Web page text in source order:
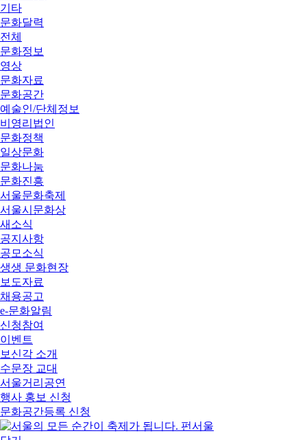
기타
문화달력
전체
문화정보
영상
문화자료
문화공간
예술인/단체정보
비영리법인
문화정책
일상문화
문화나눔
문화진흥
서울문화축제
서울시문화상
새소식
공지사항
공모소식
생생 문화현장
보도자료
채용공고
e-문화알림
신청참여
이벤트
보신각 소개
수문장 교대
서울거리공연
행사 홍보 신청
문화공간등록 신청